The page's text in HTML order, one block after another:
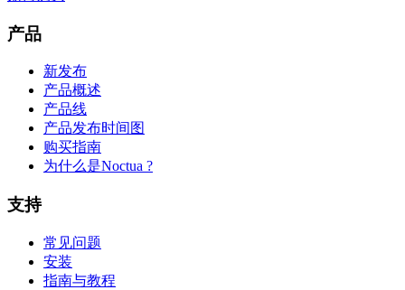
产品
新发布
产品概述
产品线
产品发布时间图
购买指南
为什么是Noctua ?
支持
常见问题
安装
指南与教程